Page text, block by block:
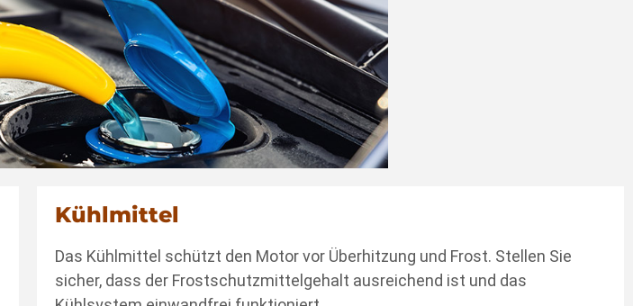
Kühlmittel
Das Kühlmittel schützt den Motor vor Überhitzung und Frost. Stellen Sie
sicher, dass der Frostschutzmittelgehalt ausreichend ist und das